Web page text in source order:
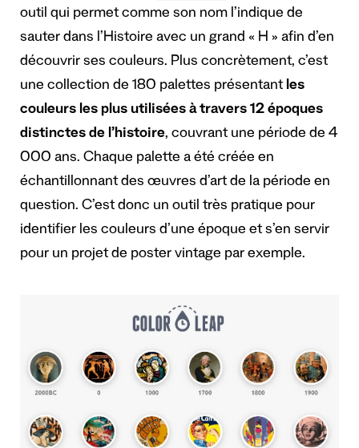
outil qui permet comme son nom l’indique de
sauter dans l’Histoire avec un grand « H » afin d’en
découvrir ses couleurs. Plus concrètement, c’est
une collection de 180 palettes présentant les
couleurs les plus utilisées à travers 12 époques
distinctes de l’histoire, couvrant une période de 4
000 ans. Chaque palette a été créée en
échantillonnant des œuvres d’art de la période en
question. C’est donc un outil très pratique pour
identifier les couleurs d’une époque et s’en servir
pour un projet de poster vintage par exemple.